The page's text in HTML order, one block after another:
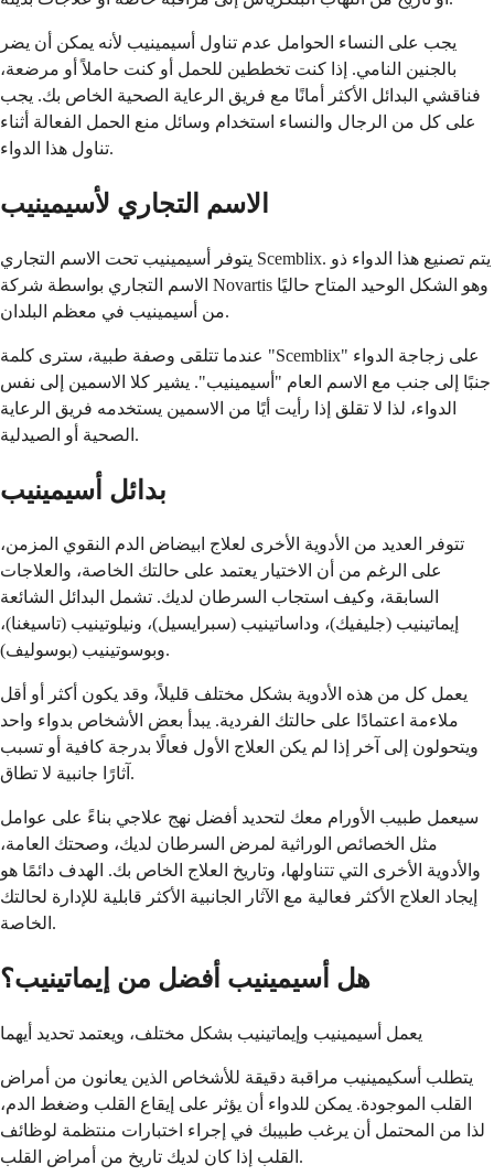
يجب على النساء الحوامل عدم تناول أسيمينيب لأنه يمكن أن يضر
بالجنين النامي. إذا كنت تخططين للحمل أو كنت حاملاً أو مرضعة،
فناقشي البدائل الأكثر أمانًا مع فريق الرعاية الصحية الخاص بك. يجب
على كل من الرجال والنساء استخدام وسائل منع الحمل الفعالة أثناء
تناول هذا الدواء.
الاسم التجاري لأسيمينيب
يتوفر أسيمينيب تحت الاسم التجاري Scemblix. يتم تصنيع هذا الدواء ذو
الاسم التجاري بواسطة شركة Novartis وهو الشكل الوحيد المتاح حاليًا
من أسيمينيب في معظم البلدان.
عندما تتلقى وصفة طبية، سترى كلمة "Scemblix" على زجاجة الدواء
جنبًا إلى جنب مع الاسم العام "أسيمينيب". يشير كلا الاسمين إلى نفس
الدواء، لذا لا تقلق إذا رأيت أيًا من الاسمين يستخدمه فريق الرعاية
الصحية أو الصيدلية.
بدائل أسيمينيب
تتوفر العديد من الأدوية الأخرى لعلاج ابيضاض الدم النقوي المزمن،
على الرغم من أن الاختيار يعتمد على حالتك الخاصة، والعلاجات
السابقة، وكيف استجاب السرطان لديك. تشمل البدائل الشائعة
إيماتينيب (جليفيك)، وداساتينيب (سبرايسيل)، ونيلوتينيب (تاسيغنا)،
وبوسوتينيب (بوسوليف).
يعمل كل من هذه الأدوية بشكل مختلف قليلاً، وقد يكون أكثر أو أقل
ملاءمة اعتمادًا على حالتك الفردية. يبدأ بعض الأشخاص بدواء واحد
ويتحولون إلى آخر إذا لم يكن العلاج الأول فعالًا بدرجة كافية أو تسبب
آثارًا جانبية لا تطاق.
سيعمل طبيب الأورام معك لتحديد أفضل نهج علاجي بناءً على عوامل
مثل الخصائص الوراثية لمرض السرطان لديك، وصحتك العامة،
والأدوية الأخرى التي تتناولها، وتاريخ العلاج الخاص بك. الهدف دائمًا هو
إيجاد العلاج الأكثر فعالية مع الآثار الجانبية الأكثر قابلية للإدارة لحالتك
الخاصة.
هل أسيمينيب أفضل من إيماتينيب؟
يعمل أسيمينيب وإيماتينيب بشكل مختلف، ويعتمد تحديد أيهما
يتطلب أسكيمينيب مراقبة دقيقة للأشخاص الذين يعانون من أمراض
القلب الموجودة. يمكن للدواء أن يؤثر على إيقاع القلب وضغط الدم،
لذا من المحتمل أن يرغب طبيبك في إجراء اختبارات منتظمة لوظائف
القلب إذا كان لديك تاريخ من أمراض القلب.